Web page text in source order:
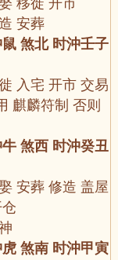
移徙 开市
安葬
煞北 时沖壬子
入宅 开市 交易
麒麟符制 否则
煞西 时沖癸丑
安葬 修造 盖屋
煞南 时沖甲寅